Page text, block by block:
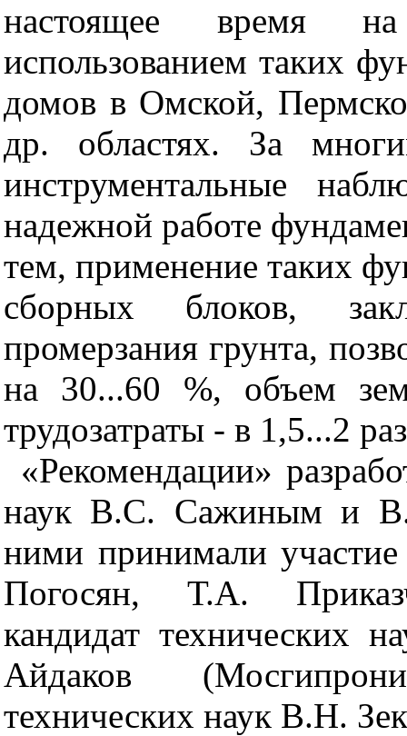
настоящее время
использованием таких
домов в Омской,
др. областях. За
инструментальные
надежной работе
тем, применение таких
сборных блоков,
промерзания грунта,
на 30...60 %, объем
трудозатраты - в 1,5...2
«Рекомендации»
наук В.С. Сажиным и
ними принимали
Погосян, Т.А.
кандидат технических
Айдаков
технических наук В.Н.